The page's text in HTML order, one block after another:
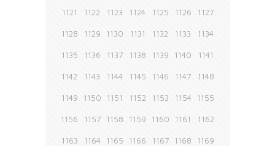
1121 1122 1123 1124 1125 1126 1127
1128 1129 1130 1131 1132 1133 1134
1135 1136 1137 1138 1139 1140 1141
1142 1143 1144 1145 1146 1147 1148
1149 1150 1151 1152 1153 1154 1155
1156 1157 1158 1159 1160 1161 1162
1163 1164 1165 1166 1167 1168 1169